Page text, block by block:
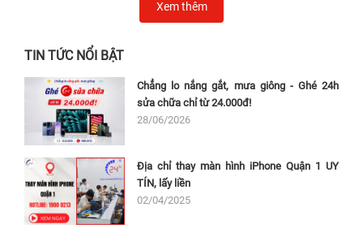
Xem thêm
TIN TỨC NỔI BẬT
Chẳng lo nắng gắt, mưa giông - Ghé 24h
sửa chữa chỉ từ 24.000đ!
28/06/2026
Địa chỉ thay màn hình iPhone Quận 1 UY
TÍN, lấy liền
02/04/2025